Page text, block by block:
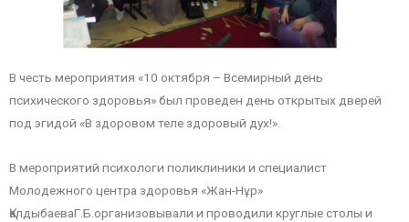
В честь мероприятия «10 октября – Всемирный день
психического здоровья» был проведен день открытых дверей
под эгидой «В здоровом теле здоровый дух!».
В мероприятий психологи поликлиники и специалист
Молодежного центра здоровья «Жан-Нұр»
ҚалдыбаеваГ.Б.организовывали и проводили круглые столы и